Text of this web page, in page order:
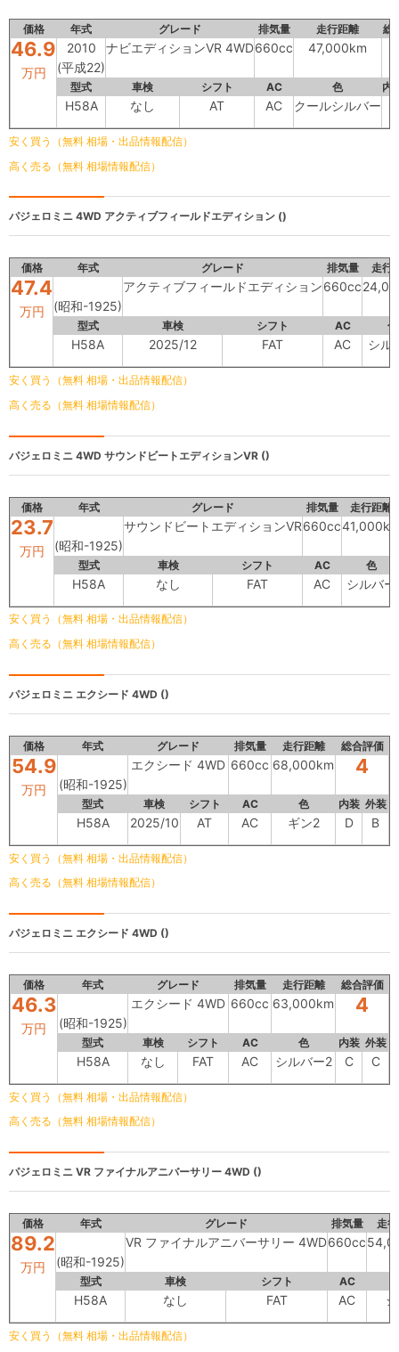
価格 年式 グレード 排気量 走行距離 総
46.9
万円
2010
(平成22)
ナビエディションVR 4WD660cc 47,000km
型式 車検 シフト AC 色 内
H58A なし AT AC クールシルバー
安く買う（無料 相場・出品情報配信）
高く売る（無料 相場情報配信）
パジェロミニ 4WD アクティブフィールドエディション ()
価格 年式 グレード 排気量 走行
47.4
万円 (昭和-1925)
アクティブフィールドエディション660cc
型式 車検 シフト AC 色
H58A 2025/12 FAT AC シル
安く買う（無料 相場・出品情報配信）
高く売る（無料 相場情報配信）
パジェロミニ 4WD サウンドビートエディションVR ()
価格 年式 グレード 排気量 走行距離
23.7
万円 (昭和-1925)
サウンドビートエディションVR660cc
型式 車検 シフト AC 色
H58A なし FAT AC シルバー
安く買う（無料 相場・出品情報配信）
高く売る（無料 相場情報配信）
パジェロミニ エクシード 4WD ()
価格 年式 グレード 排気量 走行距離 総合評価
54.9
万円 (昭和-1925)
エクシード 4WD 660cc 68,000km 4
型式 車検 シフト AC 色 内装 外装
H58A 2025/10 AT AC ギン2 D B
安く買う（無料 相場・出品情報配信）
高く売る（無料 相場情報配信）
パジェロミニ エクシード 4WD ()
価格 年式 グレード 排気量 走行距離 総合評価
46.3
万円 (昭和-1925)
エクシード 4WD 660cc 63,000km 4
型式 車検 シフト AC 色 内装 外装
H58A なし FAT AC シルバー2 C C
安く買う（無料 相場・出品情報配信）
高く売る（無料 相場情報配信）
パジェロミニ VR ファイナルアニバーサリー 4WD ()
価格 年式 グレード 排気量 走
89.2
万円 (昭和-1925)
VR ファイナルアニバーサリー 4WD660cc
型式 車検 シフト AC
H58A なし FAT AC
安く買う（無料 相場・出品情報配信）